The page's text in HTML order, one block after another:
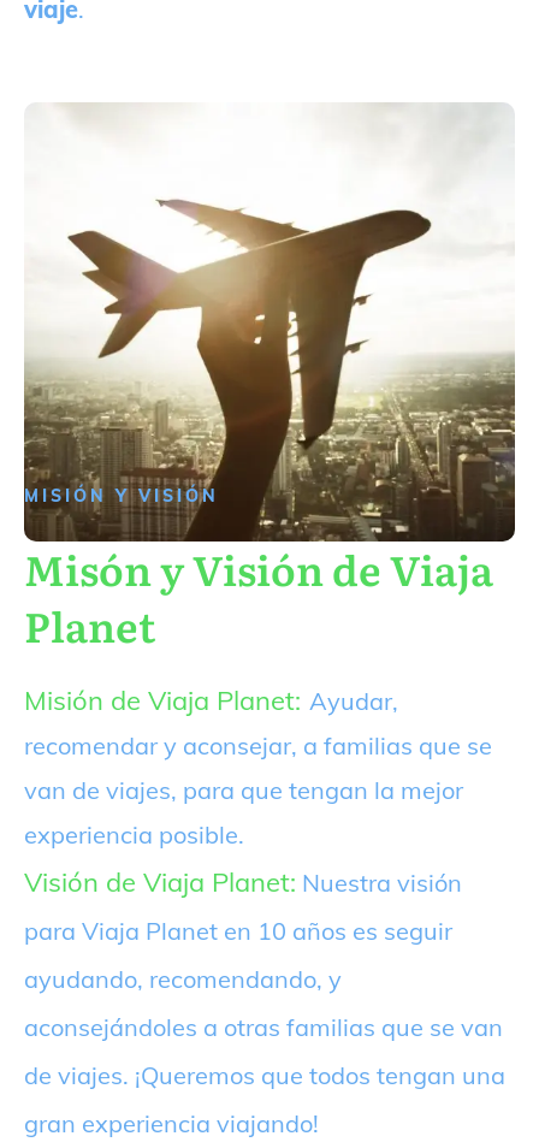
viaje.
MISIÓN Y VISIÓN
Misón y Visión de Viaja
Planet
Misión de Viaja Planet: Ayudar,
recomendar y aconsejar, a familias que se
van de viajes, para que tengan la mejor
experiencia posible.
Visión de Viaja Planet: Nuestra visión
para Viaja Planet en 10 años es seguir
ayudando, recomendando, y
aconsejándoles a otras familias que se van
de viajes. ¡Queremos que todos tengan una
gran experiencia viajando!